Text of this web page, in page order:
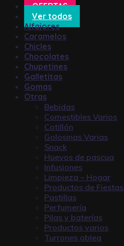
OFERTAS
Ver todos
Alfajores
Caramelos
Chicles
Chocolates
Chupetines
Galletitas
Gomas
Otras
Bebidas
Comestibles Varios
Cotillón
Golosinas Varias
Snack
Huevos de pascua
Infusiones
Limpieza – Hogar
Productos de Fiestas
Pastillas
Perfumería
Pilas y baterías
Productos varios
Turrones oblea